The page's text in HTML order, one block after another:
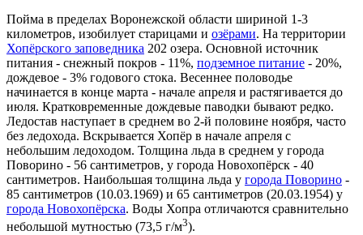
Пойма в пределах Воронежской области шириной 1-3
километров, изобилует старицами и озёрами. На территории
Хопёрского заповедника 202 озера. Основной источник
питания - снежный покров - 11%, подземное питание - 20%,
дождевое - 3% годового стока. Весеннее половодье
начинается в конце марта - начале апреля и растягивается до
июля. Кратковременные дождевые паводки бывают редко.
Ледостав наступает в среднем во 2-й половине ноября, часто
без ледохода. Вскрывается Хопёр в начале апреля с
небольшим ледоходом. Толщина льда в среднем у города
Поворино - 56 сантиметров, у города Новохопёрск - 40
сантиметров. Наибольшая толщина льда у города Поворино -
85 сантиметров (10.03.1969) и 65 сантиметров (20.03.1954) у
города Новохопёрска. Воды Хопра отличаются сравнительно
небольшой мутностью (73,5 г/м3).